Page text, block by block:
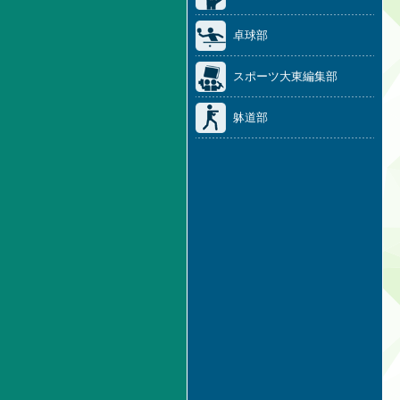
卓球部
スポーツ大東編集部
躰道部